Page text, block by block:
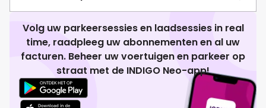
Volg uw parkeersessies en laadsessies in real
time, raadpleeg uw abonnementen en al uw
facturen. Beheer uw voertuigen en parkeer op
straat met de INDIGO Neo-app!